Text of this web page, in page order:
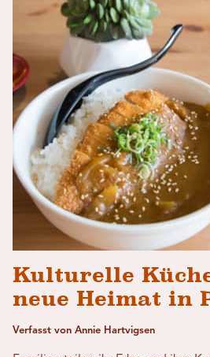
Kulturelle
neue Heimat in
Verfasst von Annie Hartvigsen